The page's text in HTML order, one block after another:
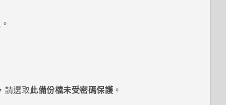
。
請選取此備份檔未受密碼保護 。